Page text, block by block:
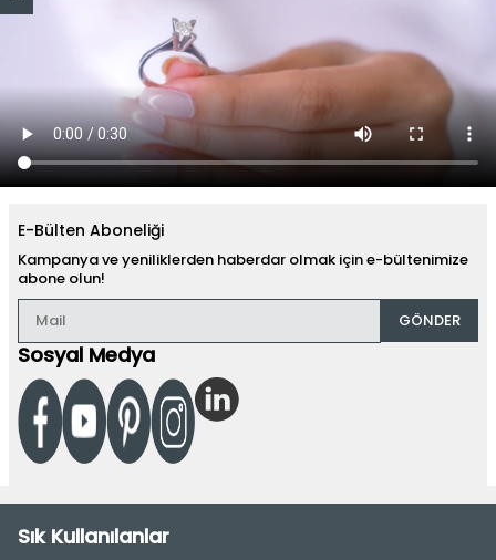
E-Bülten Aboneliği
Kampanya ve yeniliklerden haberdar olmak için e-bültenimize
abone olun!
GÖNDER
Sosyal Medya
Sık Kullanılanlar